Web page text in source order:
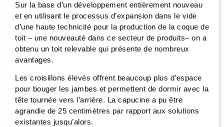
Sur la base d’un développement entièrement nouveau
et en utilisant le processus d’expansion dans le vide
d’une haute technicité pour la production de la coque de
toit – une nouveauté dans ce secteur de produits– on a
obtenu un toit relevable qui présente de nombreux
avantages.
Les croisillons élevés offrent beaucoup plus d’espace
pour bouger les jambes et permettent de dormir avec la
tête tournée vers l’arrière. La capucine a pu être
agrandie de 25 centimètres par rapport aux solutions
existantes jusqu’alors.